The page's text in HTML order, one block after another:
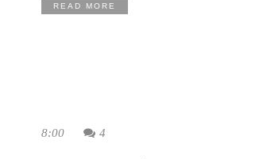
READ MORE
8:00 4